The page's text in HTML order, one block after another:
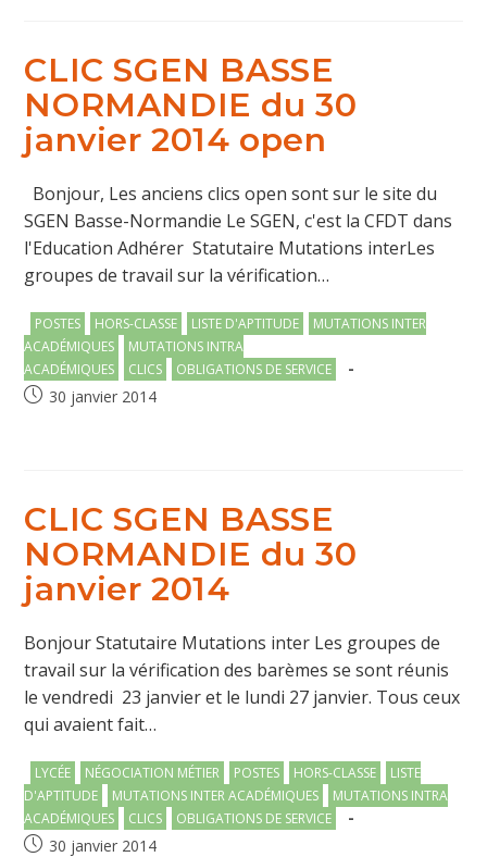
CLIC SGEN BASSE
NORMANDIE du 30
janvier 2014 open
Bonjour, Les anciens clics open sont sur le site du
SGEN Basse-Normandie Le SGEN, c'est la CFDT dans
l'Education Adhérer Statutaire Mutations interLes
groupes de travail sur la vérification…
Post
category:
POSTES HORS-CLASSE LISTE D'APTITUDE
MUTATIONS INTER
ACADÉMIQUES
MUTATIONS INTRA
ACADÉMIQUES
CLICS OBLIGATIONS DE SERVICE
Publication
30 janvier 2014
CLIC SGEN BASSE
NORMANDIE du 30
janvier 2014
Bonjour Statutaire Mutations inter Les groupes de
travail sur la vérification des barèmes se sont réunis
le vendredi 23 janvier et le lundi 27 janvier. Tous ceux
qui avaient fait…
Post
category:
LYCÉE NÉGOCIATION MÉTIER POSTES HORS-CLASSE
LISTE
D'APTITUDE
MUTATIONS INTER ACADÉMIQUES
MUTATIONS INTRA
ACADÉMIQUES
CLICS OBLIGATIONS DE SERVICE
Publication
30 janvier 2014